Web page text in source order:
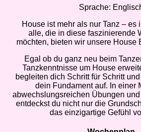
Sprache:
House ist mehr als nur Tanz – es
alle, die in diese faszinierende
möchten, bieten wir unsere House
Egal ob du ganz neu beim
Tanzkenntnisse um House
begleiten dich Schritt für Schritt
dein Fundament auf. In einer
abwechslungsreichen Übungen
entdeckst du nicht nur die
das einzigartige Gefühl